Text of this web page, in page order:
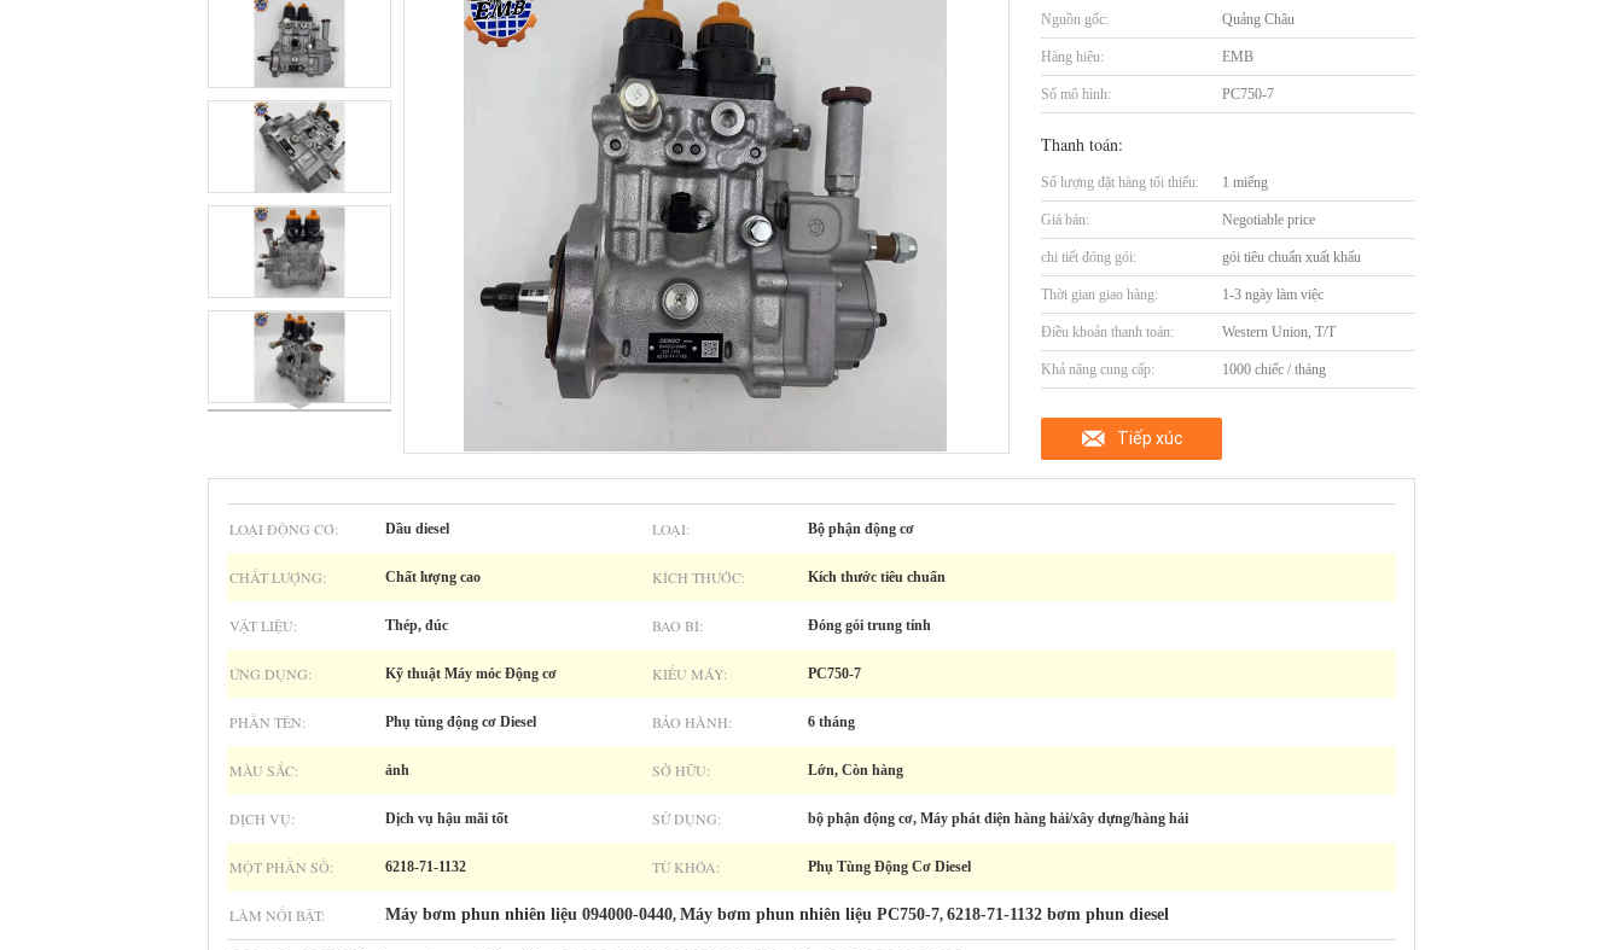
Nguồn gốc: Quảng Châu
Hàng hiệu: EMB
Số mô hình: PC750-7
Thanh toán:
Số lượng đặt hàng tối thiểu: 1 miếng
Giá bán: Negotiable price
chi tiết đóng gói: gói tiêu chuẩn xuất khẩu
Thời gian giao hàng: 1-3 ngày làm việc
Điều khoản thanh toán: Western Union, T/T
Khả năng cung cấp: 1000 chiếc / tháng
Tiếp xúc
LOẠI ĐỘNG CƠ: Dầu diesel LOẠI: Bộ phận động cơ
CHẤT LƯỢNG: Chất lượng cao KÍCH THƯỚC: Kích thước tiêu chuẩn
VẬT LIỆU: Thép, đúc BAO BÌ: Đóng gói trung tính
ỨNG DỤNG: Kỹ thuật Máy móc Động cơ KIỂU MÁY: PC750-7
PHẦN TÊN: Phụ tùng động cơ Diesel BẢO HÀNH: 6 tháng
MÀU SẮC: ảnh SỞ HỮU: Lớn, Còn hàng
DỊCH VỤ: Dịch vụ hậu mãi tốt SỬ DỤNG: bộ phận động cơ, Máy phát điện hàng hải/xây dựng/hàng hải
MỘT PHẦN SỐ: 6218-71-1132 TỪ KHÓA: Phụ Tùng Động Cơ Diesel
LÀM NỔI BẬT: Máy bơm phun nhiên liệu 094000-0440, Máy bơm phun nhiên liệu PC750-7, 6218-71-1132 bơm phun diesel